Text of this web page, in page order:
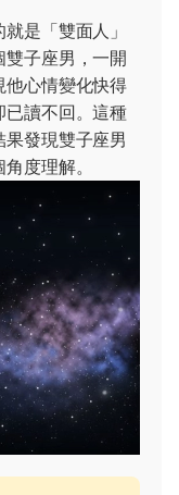
是「雙面人」
子座男，一開
他心情變化快得
已讀不回。這種
發現雙子座男
度理解。